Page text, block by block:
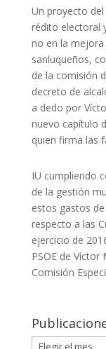
Un proyecto del
rédito electoral
no en la mejora
sanluqueños,
de la comisión
decreto de
a dedo por
nuevo capítulo
quien firma las
IU cumpliendo
de la gestión
estos gastos
respecto a las
ejercicio de
PSOE de
Comisión
Publicaciones